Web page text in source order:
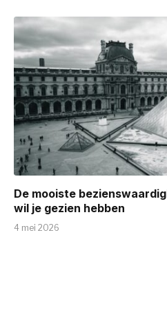
De mooiste
wil je gezien hebben
4 mei 2026